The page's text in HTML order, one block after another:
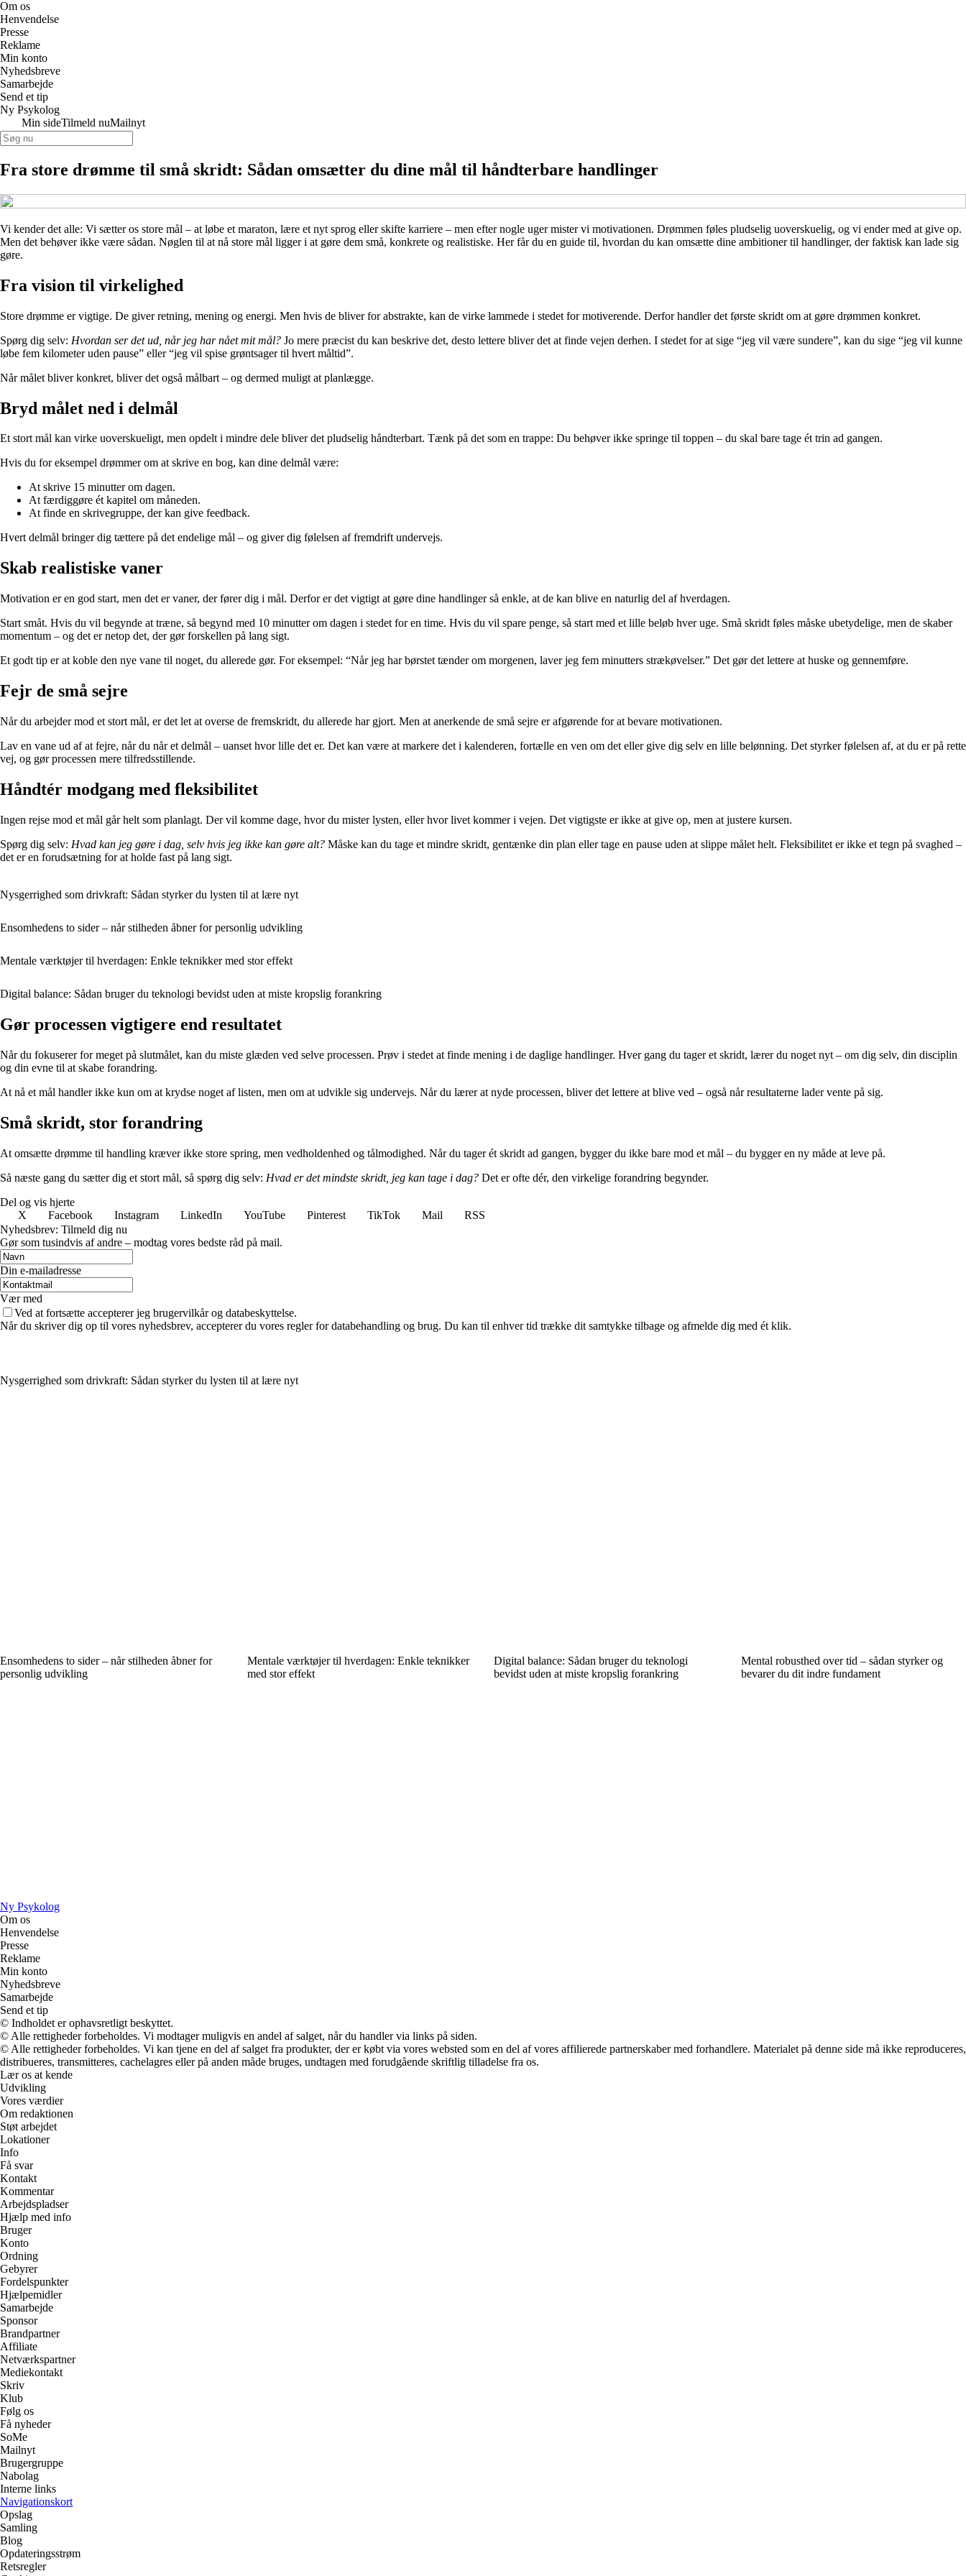
Om os
Henvendelse
Presse
Reklame
Min konto
Nyhedsbreve
Samarbejde
Send et tip
Ny Psykolog
Min sideTilmeld nuMailnyt
Fra store drømme til små skridt: Sådan omsætter du dine mål til håndterbare handlinger
Vi kender det alle: Vi sætter os store mål – at løbe et maraton, lære et nyt sprog eller skifte karriere – men efter nogle uger mister vi motivationen. Drømmen føles pludselig uoverskuelig, og vi ender med at give op.
Men det behøver ikke være sådan. Nøglen til at nå store mål ligger i at gøre dem små, konkrete og realistiske. Her får du en guide til, hvordan du kan omsætte dine ambitioner til handlinger, der faktisk kan lade sig
gøre.
Fra vision til virkelighed
Store drømme er vigtige. De giver retning, mening og energi. Men hvis de bliver for abstrakte, kan de virke lammede i stedet for motiverende. Derfor handler det første skridt om at gøre drømmen konkret.
Spørg dig selv: Hvordan ser det ud, når jeg har nået mit mål? Jo mere præcist du kan beskrive det, desto lettere bliver det at finde vejen derhen. I stedet for at sige “jeg vil være sundere”, kan du sige “jeg vil kunne
løbe fem kilometer uden pause” eller “jeg vil spise grøntsager til hvert måltid”.
Når målet bliver konkret, bliver det også målbart – og dermed muligt at planlægge.
Bryd målet ned i delmål
Et stort mål kan virke uoverskueligt, men opdelt i mindre dele bliver det pludselig håndterbart. Tænk på det som en trappe: Du behøver ikke springe til toppen – du skal bare tage ét trin ad gangen.
Hvis du for eksempel drømmer om at skrive en bog, kan dine delmål være:
At skrive 15 minutter om dagen.
At færdiggøre ét kapitel om måneden.
At finde en skrivegruppe, der kan give feedback.
Hvert delmål bringer dig tættere på det endelige mål – og giver dig følelsen af fremdrift undervejs.
Skab realistiske vaner
Motivation er en god start, men det er vaner, der fører dig i mål. Derfor er det vigtigt at gøre dine handlinger så enkle, at de kan blive en naturlig del af hverdagen.
Start småt. Hvis du vil begynde at træne, så begynd med 10 minutter om dagen i stedet for en time. Hvis du vil spare penge, så start med et lille beløb hver uge. Små skridt føles måske ubetydelige, men de skaber
momentum – og det er netop det, der gør forskellen på lang sigt.
Et godt tip er at koble den nye vane til noget, du allerede gør. For eksempel: “Når jeg har børstet tænder om morgenen, laver jeg fem minutters strækøvelser.” Det gør det lettere at huske og gennemføre.
Fejr de små sejre
Når du arbejder mod et stort mål, er det let at overse de fremskridt, du allerede har gjort. Men at anerkende de små sejre er afgørende for at bevare motivationen.
Lav en vane ud af at fejre, når du når et delmål – uanset hvor lille det er. Det kan være at markere det i kalenderen, fortælle en ven om det eller give dig selv en lille belønning. Det styrker følelsen af, at du er på rette
vej, og gør processen mere tilfredsstillende.
Håndtér modgang med fleksibilitet
Ingen rejse mod et mål går helt som planlagt. Der vil komme dage, hvor du mister lysten, eller hvor livet kommer i vejen. Det vigtigste er ikke at give op, men at justere kursen.
Spørg dig selv: Hvad kan jeg gøre i dag, selv hvis jeg ikke kan gøre alt? Måske kan du tage et mindre skridt, gentænke din plan eller tage en pause uden at slippe målet helt. Fleksibilitet er ikke et tegn på svaghed –
det er en forudsætning for at holde fast på lang sigt.
Nysgerrighed som drivkraft: Sådan styrker du lysten til at lære nyt
Ensomhedens to sider – når stilheden åbner for personlig udvikling
Mentale værktøjer til hverdagen: Enkle teknikker med stor effekt
Digital balance: Sådan bruger du teknologi bevidst uden at miste kropslig forankring
Gør processen vigtigere end resultatet
Når du fokuserer for meget på slutmålet, kan du miste glæden ved selve processen. Prøv i stedet at finde mening i de daglige handlinger. Hver gang du tager et skridt, lærer du noget nyt – om dig selv, din disciplin
og din evne til at skabe forandring.
At nå et mål handler ikke kun om at krydse noget af listen, men om at udvikle sig undervejs. Når du lærer at nyde processen, bliver det lettere at blive ved – også når resultaterne lader vente på sig.
Små skridt, stor forandring
At omsætte drømme til handling kræver ikke store spring, men vedholdenhed og tålmodighed. Når du tager ét skridt ad gangen, bygger du ikke bare mod et mål – du bygger en ny måde at leve på.
Så næste gang du sætter dig et stort mål, så spørg dig selv: Hvad er det mindste skridt, jeg kan tage i dag? Det er ofte dér, den virkelige forandring begynder.
Del og vis hjerte
X
Facebook Instagram LinkedIn YouTube Pinterest TikTok Mail
RSS
Nyhedsbrev: Tilmeld dig nu
Gør som tusindvis af andre – modtag vores bedste råd på mail.
Din e-mailadresse
Vær med
Ved at fortsætte accepterer jeg brugervilkår og databeskyttelse.
Når du skriver dig op til vores nyhedsbrev, accepterer du vores regler for databehandling og brug. Du kan til enhver tid trække dit samtykke tilbage og afmelde dig med ét klik.
Nysgerrighed som drivkraft: Sådan styrker du lysten til at lære nyt
Ensomhedens to sider – når stilheden åbner for
personlig udvikling
Mentale værktøjer til hverdagen: Enkle teknikker
med stor effekt
Digital balance: Sådan bruger du teknologi
bevidst uden at miste kropslig forankring
Mental robusthed over tid – sådan styrker og
bevarer du dit indre fundament
Ny Psykolog
Om os
Henvendelse
Presse
Reklame
Min konto
Nyhedsbreve
Samarbejde
Send et tip
© Indholdet er ophavsretligt beskyttet.
© Alle rettigheder forbeholdes. Vi modtager muligvis en andel af salget, når du handler via links på siden.
© Alle rettigheder forbeholdes. Vi kan tjene en del af salget fra produkter, der er købt via vores websted som en del af vores affilierede partnerskaber med forhandlere. Materialet på denne side må ikke reproduceres,
distribueres, transmitteres, cachelagres eller på anden måde bruges, undtagen med forudgående skriftlig tilladelse fra os.
Lær os at kende
Udvikling
Vores værdier
Om redaktionen
Støt arbejdet
Lokationer
Info
Få svar
Kontakt
Kommentar
Arbejdspladser
Hjælp med info
Bruger
Konto
Ordning
Gebyrer
Fordelspunkter
Hjælpemidler
Samarbejde
Sponsor
Brandpartner
Affiliate
Netværkspartner
Mediekontakt
Skriv
Klub
Følg os
Få nyheder
SoMe
Mailnyt
Brugergruppe
Nabolag
Interne links
Navigationskort
Opslag
Samling
Blog
Opdateringsstrøm
Retsregler